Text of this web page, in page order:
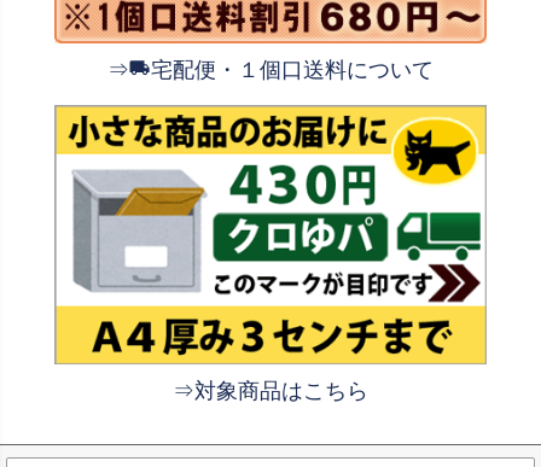
⇒ 宅配便・１個口送料について
⇒対象商品はこちら